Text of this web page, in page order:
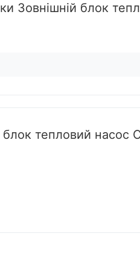
Зовнішній блок
блок тепловий насос